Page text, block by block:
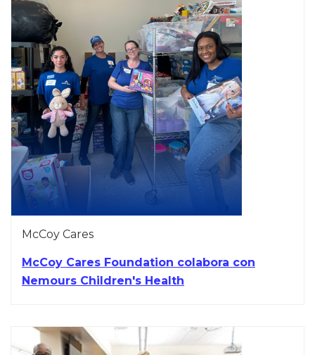
McCoy Cares
McCoy Cares Foundation colabora con
Nemours Children's Health